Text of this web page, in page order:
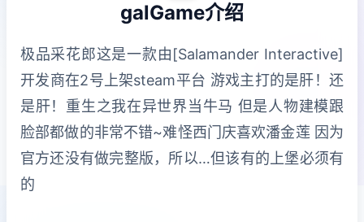
galGame介绍
极品采花郎这是一款由[Salamander Interactive]
开发商在2号上架steam平台 游戏主打的是肝！还
是肝！重生之我在异世界当牛马 但是人物建模跟
脸部都做的非常不错~难怪西门庆喜欢潘金莲 因为
官方还没有做完整版，所以…但该有的上堡必须有
的